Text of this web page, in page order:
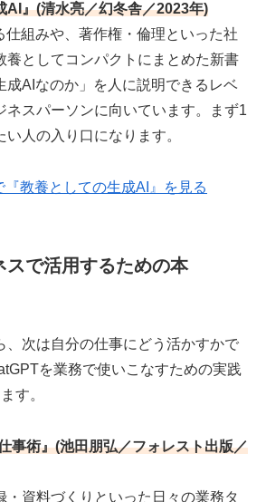
AI』(清水亮／幻冬舎／2023年)
仕組みや、著作権・倫理といった社
養としてコンパクトにまとめた新書
成AIなのか」を人に説明できるレベ
ネスパーソンに向いています。まず1
人の入り口になります。
『教養としての生成AI』を見る
スで活用するための本
、次は自分の仕事にどう活かすかで
を業務で使いこなすための実践
す。
事術』(池田朋弘／フォレスト出版／
・資料づくりといった日々の業務タ